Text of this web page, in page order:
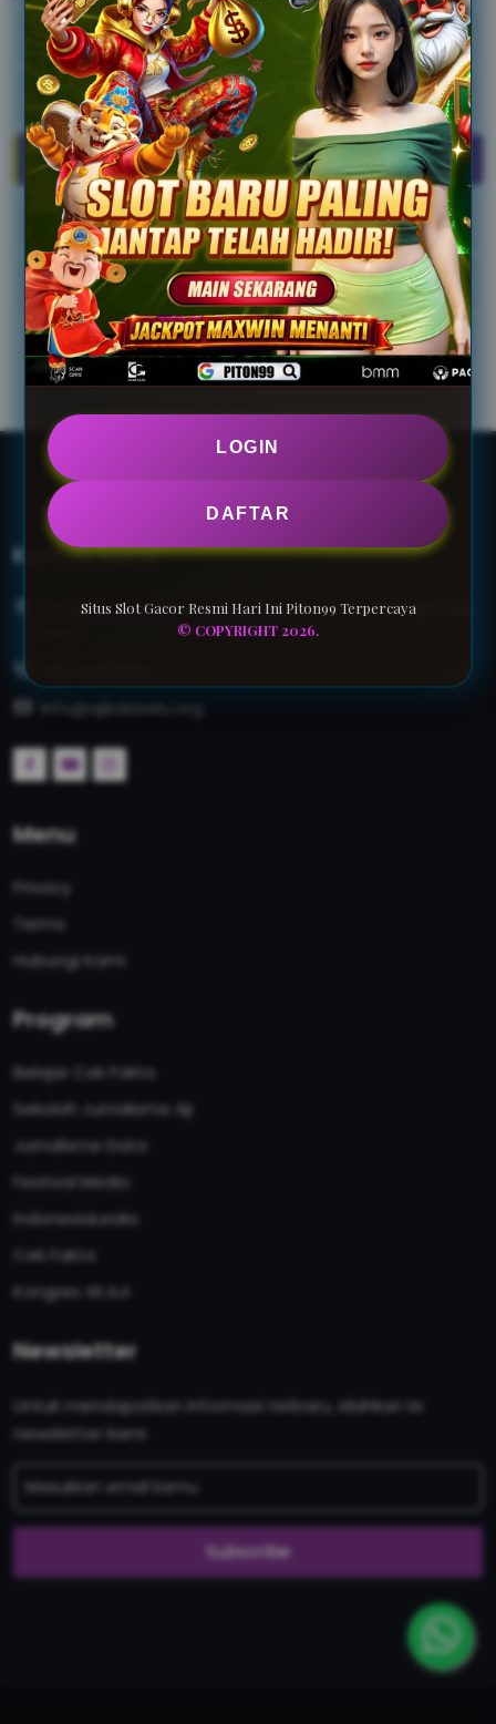
Data Anggota
Menjadi Anggota
Informasi Iuran
Konfirmasi Iuran
Uji Kompetensi
LOGIN
DAFTAR
Situs Slot Gacor Resmi Hari Ini Piton99 Terpercaya
© COPYRIGHT 2026.
Kontak Kami
Jl.Kapten Tendean No.21A Kec.Meureudu, kabupaten
info@ajikabbelu.org
Menu
Privacy
Terms
Hubungi Kami
Program
Belajar Cek Fakta
Sekolah Jurnalisme Aji
Jurnalisme Data
Festival Media
IndonesiaLeaks
Cek Fakta
Kongres XII AJI
Newsletter
Untuk mendapatkan informasi terbaru, silahkan isi
newsletter kami
Subscribe